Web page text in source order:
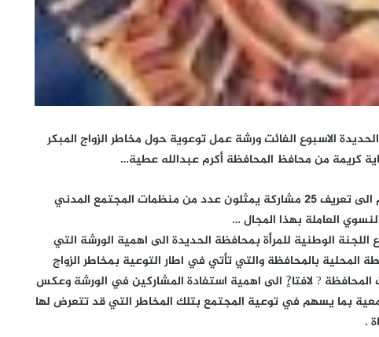
الاسبوع الفائت ورشة عمل توعوية حول مخاطر الزواج المبكر
كريمة من محافظ المحافظة أكرم عبدالله عطية…
وهدفت الورشة التي أستمرت عشرة أيام الى تعريف 25 مشاركة يمثلون عدد من منظمات المجتمع المدني
العاملة بهذا المجال …
الوطنية للمرأة بمحافظة الحديدة الى اهمية الورشة التي
بالمحافظة والتي تأتي في اطار التوعية بمخاطر الزواج
المحافظة ? لافتا?ٍ الى اهمية استفادة المشاركين في الورشة وعكس
بما يسهم في توعية المجتمع بتلك المخاطر التي قد تتعرض لها
.